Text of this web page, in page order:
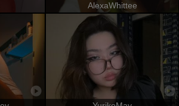
AlexaWhittee